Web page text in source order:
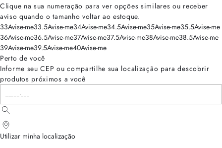
Clique na sua numeração para ver opções similares ou receber
aviso quando o tamanho voltar ao estoque.
33Avise-me33.5Avise-me34Avise-me34.5Avise-me35Avise-me35.5Avise-me
36Avise-me36.5Avise-me37Avise-me37.5Avise-me38Avise-me38.5Avise-me
39Avise-me39.5Avise-me40Avise-me
Perto de você
Informe seu CEP ou compartilhe sua localização para descobrir
produtos próximos a você
Utilizar minha localização